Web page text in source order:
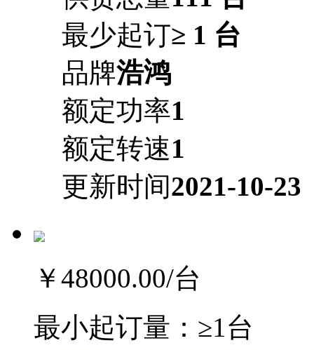
最少起订≥ 1 台
品牌浩鸿
额定功率1
额定转速1
更新时间2021-10-23
￥48000.00/台
最小起订量： ≥1台